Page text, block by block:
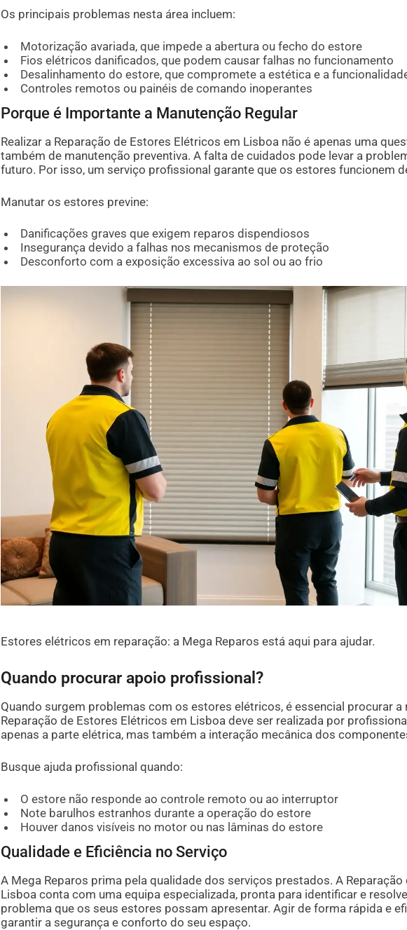
Os principais problemas nesta área incluem:
Motorização avariada, que impede a abertura ou fecho do estore
Fios elétricos danificados, que podem causar falhas no funcionamento
Desalinhamento do estore, que compromete a estética e a
Controles remotos ou painéis de comando inoperantes
Porque é Importante a Manutenção Regular
Realizar a Reparação de Estores Elétricos em Lisboa não é apenas uma
também de manutenção preventiva. A falta de cuidados pode levar a
futuro. Por isso, um serviço profissional garante que os estores funcionem
Manutar os estores previne:
Danificações graves que exigem reparos dispendiosos
Insegurança devido a falhas nos mecanismos de proteção
Desconforto com a exposição excessiva ao sol ou ao frio
Estores elétricos em reparação: a Mega Reparos está aqui para ajudar.
Quando procurar apoio profissional?
Quando surgem problemas com os estores elétricos, é essencial procurar a
Reparação de Estores Elétricos em Lisboa deve ser realizada por
apenas a parte elétrica, mas também a interação mecânica dos
Busque ajuda profissional quando:
O estore não responde ao controle remoto ou ao interruptor
Note barulhos estranhos durante a operação do estore
Houver danos visíveis no motor ou nas lâminas do estore
Qualidade e Eficiência no Serviço
A Mega Reparos prima pela qualidade dos serviços prestados. A
Lisboa conta com uma equipa especializada, pronta para identificar e
problema que os seus estores possam apresentar. Agir de forma rápida e
garantir a segurança e conforto do seu espaço.